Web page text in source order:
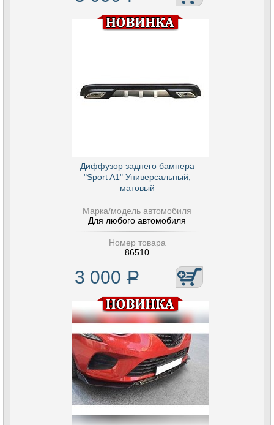
Диффузор заднего бампера
"Sport A1" Универсальный,
матовый
Марка/модель автомобиля
Для любого автомобиля
Номер товара
86510
3 000 Р